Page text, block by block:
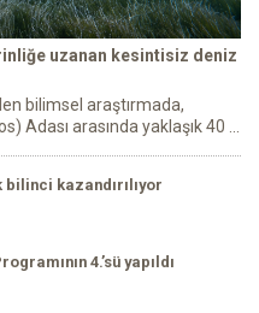
uzanan kesintisiz deniz
bilimsel araştırmada,
Adası arasında yaklaşık 40 ...
bilinci kazandırılıyor
4.’sü yapıldı